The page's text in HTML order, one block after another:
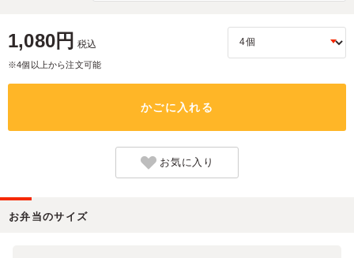
1,080円 税込
※4個以上から注文可能
かごに入れる
お気に入り
お弁当のサイズ